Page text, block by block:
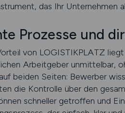
das Ihr
Prozesse und
von LOGISTIKPLATZ
Arbeitgeber unmittelbar,
beiden Seiten: Bewerber
die Kontrolle über den
schneller getroffen und